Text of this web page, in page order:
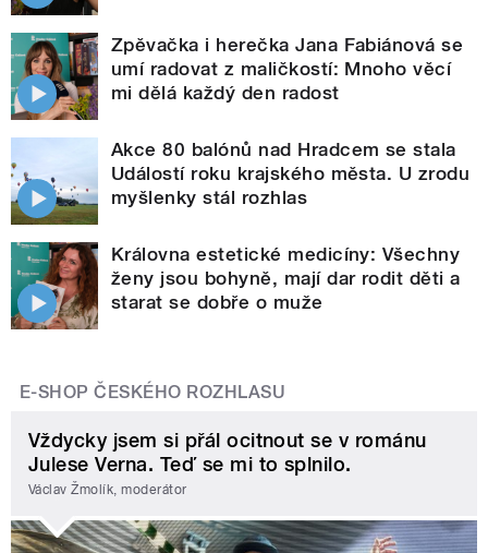
Zpěvačka i herečka Jana Fabiánová se
umí radovat z maličkostí: Mnoho věcí
mi dělá každý den radost
Akce 80 balónů nad Hradcem se stala
Událostí roku krajského města. U zrodu
myšlenky stál rozhlas
Královna estetické medicíny: Všechny
ženy jsou bohyně, mají dar rodit děti a
starat se dobře o muže
E-SHOP ČESKÉHO ROZHLASU
Vždycky jsem si přál ocitnout se v románu
Julese Verna. Teď se mi to splnilo.
Václav Žmolík, moderátor